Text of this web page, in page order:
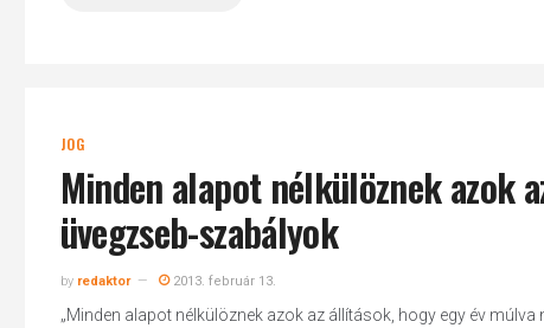
JOG
Minden alapot nélkülöznek azok
üvegzseb-szabályok
by redaktor 2013. február 13.
„Minden alapot nélkülöznek azok az állítások, hogy egy év